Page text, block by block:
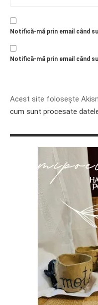
Notifică-mă prin email când
Notifică-mă prin email când
Acest site folosește
cum sunt procesate